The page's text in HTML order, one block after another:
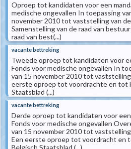
Oproep tot kandidaten voor een
medische ongevallen In toepassing
november 2010 tot vaststelling van
Samenstelling van de raad van
raad van best(...)
vacante bettreking
Tweede oproep tot kandidaten voor
Fonds voor medische ongevallen In
van 15 november 2010 tot
eerste oproep tot voordrachte en tot
Staatsblad (...)
vacante bettreking
Derde oproep tot kandidaten voor
Fonds voor medische ongevallen
van 15 november 2010 tot
Een eerste oproep tot voordracht en
Belgisch Staatsblad (...)